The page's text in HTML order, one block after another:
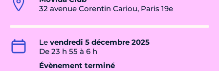
32 avenue Corentin Cariou, Paris 19e
Le vendredi 5 décembre 2025
De 23 h 55 à 6 h
Évènement terminé